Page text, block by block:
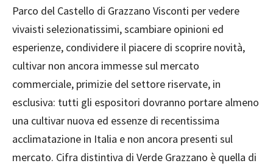
Parco del Castello di Grazzano Visconti per vedere
vivaisti selezionatissimi, scambiare opinioni ed
esperienze, condividere il piacere di scoprire novità,
cultivar non ancora immesse sul mercato
commerciale, primizie del settore riservate, in
esclusiva: tutti gli espositori dovranno portare almeno
una cultivar nuova ed essenze di recentissima
acclimatazione in Italia e non ancora presenti sul
mercato. Cifra distintiva di Verde Grazzano è quella di